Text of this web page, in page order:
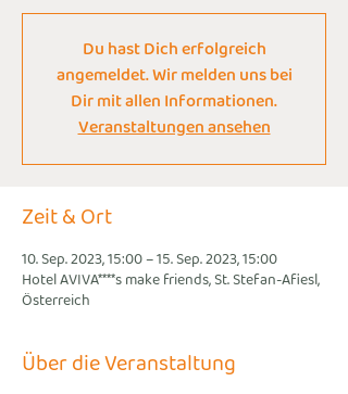
Du hast Dich erfolgreich
angemeldet. Wir melden uns bei
Dir mit allen Informationen.
Veranstaltungen ansehen
Zeit & Ort
10. Sep. 2023, 15:00 – 15. Sep. 2023, 15:00
Hotel AVIVA****s make friends, St. Stefan-Afiesl,
Österreich
Über die Veranstaltung